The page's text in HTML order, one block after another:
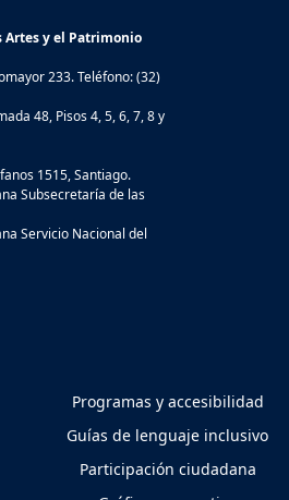
Artes y el Patrimonio
233. Teléfono: (32)
48, Pisos 4, 5, 6, 7, 8 y
1515, Santiago.
Subsecretaría de las
Servicio Nacional del
Programas y accesibilidad
Guías de lenguaje inclusivo
Participación ciudadana